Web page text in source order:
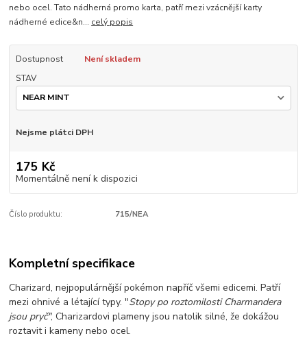
nebo ocel. Tato nádherná promo karta, patří mezi vzácnější karty
nádherné edice&n... celý popis
Dostupnost
Není skladem
STAV
Nejsme plátci DPH
175 Kč
Momentálně není k dispozici
Číslo produktu: 715/NEA
Kompletní specifikace
Charizard, nejpopulárnější pokémon napříč všemi edicemi. Patří
mezi ohnivé a létající typy. "Stopy po roztomilosti Charmandera
jsou pryč", Charizardovi plameny jsou natolik silné, že dokážou
roztavit i kameny nebo ocel.